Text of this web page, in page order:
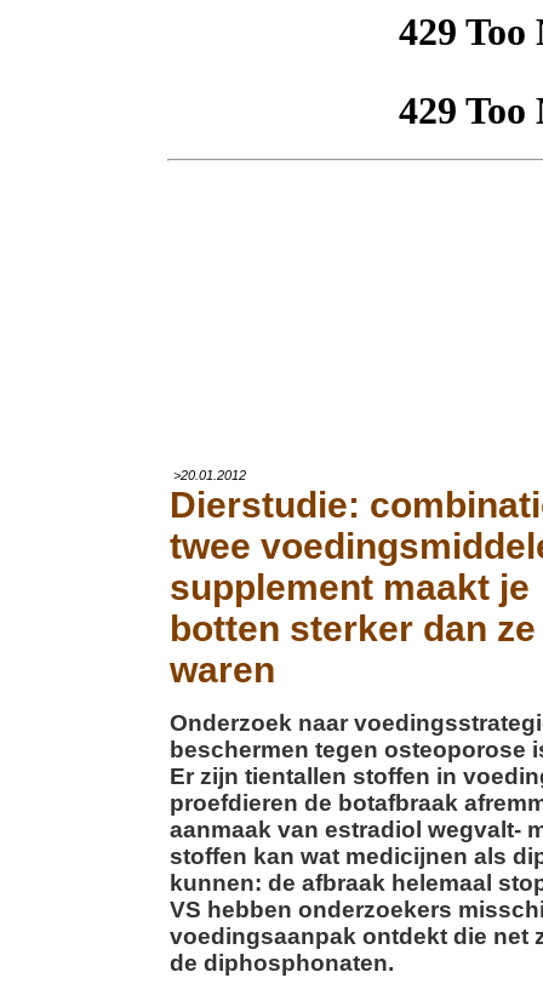
>20.01.2012
Dierstudie:
twee
supplement maakt je
botten sterker dan
waren
Onderzoek naar
beschermen tegen osteoporose
Er zijn tientallen stoffen in
proefdieren de botafbraak
aanmaak van estradiol wegvalt-
stoffen kan wat medicijnen als
kunnen: de afbraak helemaal
VS hebben onderzoekers
voedingsaanpak ontdekt die net
de diphosphonaten.